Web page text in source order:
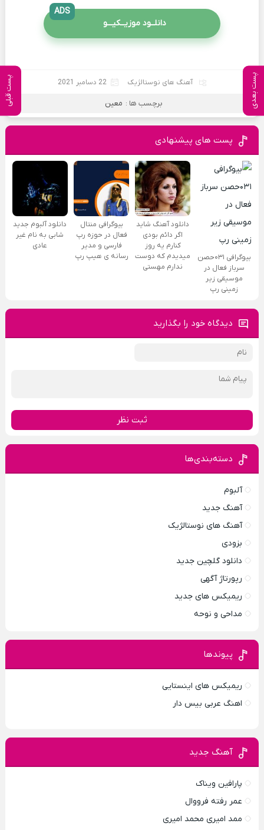
پست بعدی پست قبلی
دانلــود موزیــکیـــو
ADS
آهنگ های نوستالژیک 22 دسامبر 2021
برچسب ها : معین
پست های پیشنهادی
بیوگرافی ۰۳۱حصن
سرباز فعال در
موسیقی زیر
زمینی رپ
دانلود آهنگ شاید
اگر دائم بودی
کنارم یه روز
میدیدم که دوست
ندارم مهستی
بیوگرافی منتال
فعال در حوزه رپ
فارسی و مدیر
رسانه ی هیپ رپ
دانلود آلبوم جدید
شابی به نام غیر
عادی
دیدگاه خود را بگذارید
ثبت نظر
دسته‌بندی‌ها
آلبوم
آهنگ جدید
آهنگ های نوستالژیک
بزودی
دانلود گلچین جدید
رپورتاژ آگهی
ریمیکس های جدید
مداحی و نوحه
پیوندها
ریمیکس های اینستایی
اهنگ عربی بیس دار
آهنگ جدید
پارافين ویناک
عمر رفته فرووال
ممد امیری محمد امیری